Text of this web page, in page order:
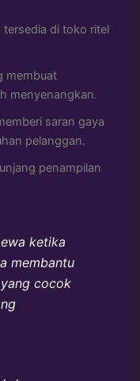
di toko ritel
membuat
menyenangkan.
saran gaya
pelanggan.
penampilan
ketika
membantu
cocok